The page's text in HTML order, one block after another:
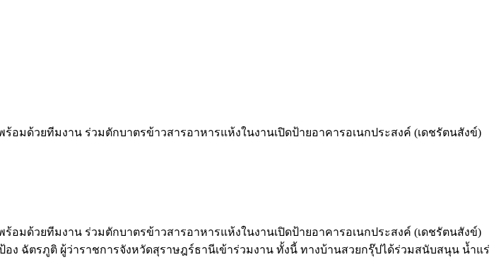
ด้วยทีมงาน ร่วมตักบาตรข้าวสารอาหารแห้งในงานเปิดป้ายอาคารอเนกประสงค์ (เดชรัตนสังข์)
ด้วยทีมงาน ร่วมตักบาตรข้าวสารอาหารแห้งในงานเปิดป้ายอาคารอเนกประสงค์ (เดชรัตนสังข์)
ฉัตรภูติ ผู้ว่าราชการจังหวัดสุราษฎร์ธานีเข้าร่วมงาน ทั้งนี้ ทางบ้านสวยกรุ๊ปได้ร่วมสนับสนุน น้ำแร่